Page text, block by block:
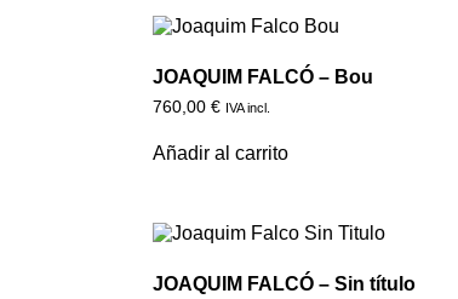
JOAQUIM FALCÓ – Bou
760,00 € IVA incl.
Añadir al carrito
JOAQUIM FALCÓ – Sin título